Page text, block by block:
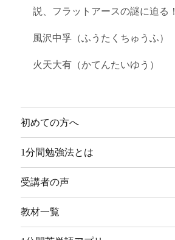
説、フラットアースの謎に迫る！
風沢中孚（ふうたくちゅうふ）
火天大有（かてんたいゆう）
初めての方へ
1分間勉強法とは
受講者の声
教材一覧